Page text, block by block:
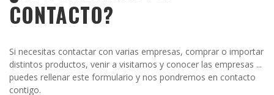
CONTACTO?
Si necesitas contactar con varias empresas, comprar o importar
distintos productos, venir a visitarnos y conocer las empresas ...
puedes rellenar este formulario y nos pondremos en contacto
contigo.